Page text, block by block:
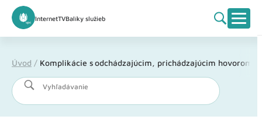
InternetTVBalíky služieb
Úvod / Komplikácie s odchádzajúcim, prichádzajúcim hovorom,
Vyhľadávanie